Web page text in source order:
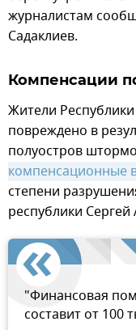
журналистам
Садаклиев.
Компенсации
Жители
повреждено в
полуостров
компенсационные
степени
республики Сергей
"Финансовая
составит от 100